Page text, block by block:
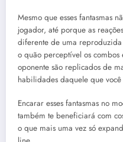
Mesmo que esses fantasmas
jogador, até porque as
diferente de uma
o quão perceptível os
oponente são replicados de
habilidades daquele que você
Encarar esses fantasmas no
também te beneficiará com
o que mais uma vez só